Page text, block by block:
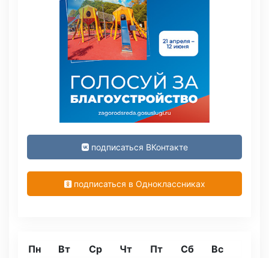
подписаться ВКонтакте
подписаться в Одноклассниках
Пн Вт Ср Чт Пт Сб Вс